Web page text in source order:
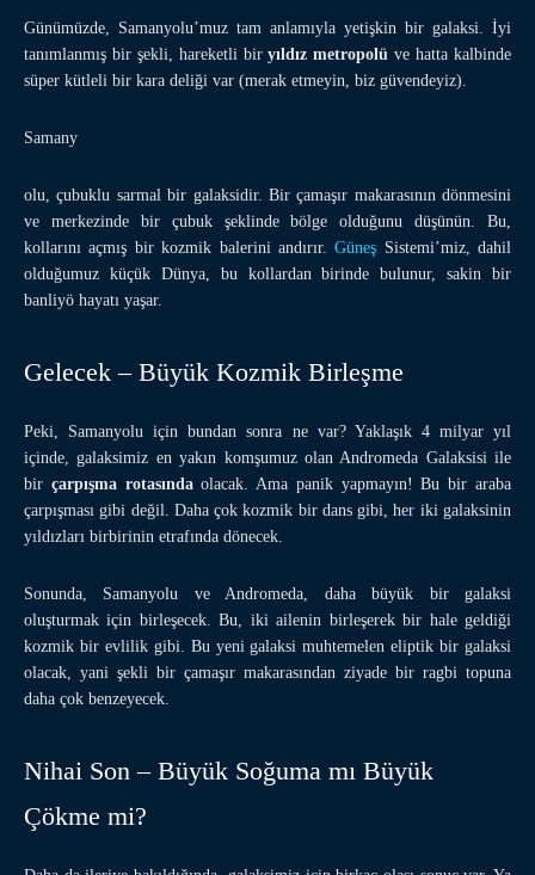
Günümüzde, Samanyolu’muz tam anlamıyla yetişkin bir galaksi. İyi
tanımlanmış bir şekli, hareketli biryıldız metropolü ve hatta kalbinde
süper kütleli bir kara deliği var (merak etmeyin, biz güvendeyiz).
Samany
olu, çubuklu sarmal bir galaksidir. Bir çamaşır makarasının dönmesini
ve merkezinde bir çubuk şeklinde bölge olduğunu düşünün. Bu,
kollarını açmış bir kozmik balerini andırır.Güneş Sistemi’miz, dahil
olduğumuz küçük Dünya, bu kollardan birinde bulunur, sakin bir
banliyö hayatı yaşar.
Gelecek – Büyük Kozmik Birleşme
Peki, Samanyolu için bundan sonra ne var? Yaklaşık 4 milyar yıl
içinde, galaksimiz en yakın komşumuz olan Andromeda Galaksisi ile
bir çarpışma rotasındaolacak. Ama panik yapmayın! Bu bir araba
çarpışması gibi değil. Daha çok kozmik bir dans gibi, her iki galaksinin
yıldızları birbirinin etrafında dönecek.
Sonunda, Samanyolu ve Andromeda, daha büyük bir galaksi
oluşturmak için birleşecek. Bu, iki ailenin birleşerek bir hale geldiği
kozmik bir evlilik gibi. Bu yeni galaksi muhtemelen eliptik bir galaksi
olacak, yani şekli bir çamaşır makarasından ziyade bir ragbi topuna
daha çok benzeyecek.
Nihai Son – Büyük Soğuma mı Büyük
Çökme mi?